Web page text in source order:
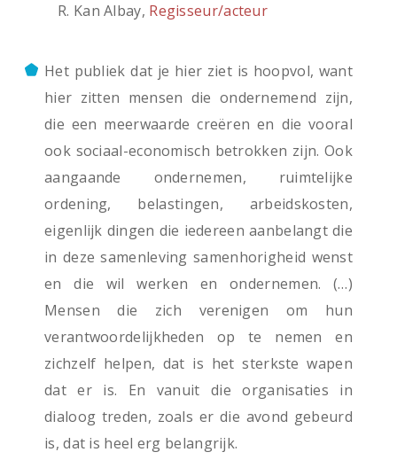
R. Kan Albay, Regisseur/acteur
Het publiek dat je hier ziet is hoopvol, want
hier zitten mensen die ondernemend zijn,
die een meerwaarde creëren en die vooral
ook sociaal-economisch betrokken zijn. Ook
aangaande ondernemen, ruimtelijke
ordening, belastingen, arbeidskosten,
eigenlijk dingen die iedereen aanbelangt die
in deze samenleving samenhorigheid wenst
en die wil werken en ondernemen. (…)
Mensen die zich verenigen om hun
verantwoordelijkheden op te nemen en
zichzelf helpen, dat is het sterkste wapen
dat er is. En vanuit die organisaties in
dialoog treden, zoals er die avond gebeurd
is, dat is heel erg belangrijk.